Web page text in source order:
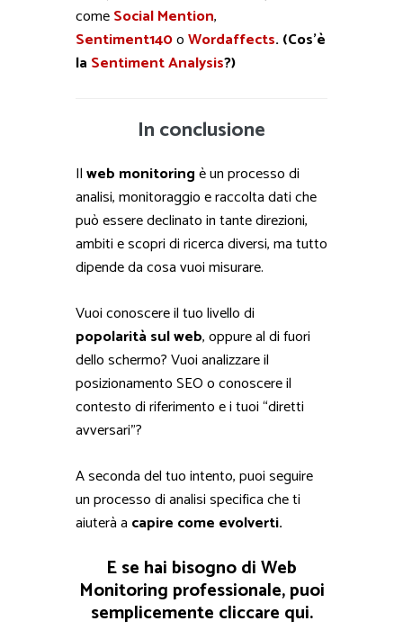
comeSocial Mention,
Sentiment140oWordaffects. (Cos’è
la Sentiment Analysis?)
In conclusione
Ilweb monitoringè un processo di
analisi, monitoraggio e raccolta dati che
può essere declinato in tante direzioni,
ambiti e scopri di ricerca diversi, ma tutto
dipende da cosa vuoi misurare.
Vuoi conoscere il tuo livello di
popolarità sul web, oppure al di fuori
dello schermo? Vuoi analizzare il
posizionamento SEO o conoscere il
contesto di riferimento e i tuoi “diretti
avversari”?
A seconda del tuo intento, puoi seguire
un processo di analisi specifica che ti
aiuterà a capire come evolverti.
E se hai bisogno di Web
Monitoring professionale, puoi
semplicemente cliccare qui.